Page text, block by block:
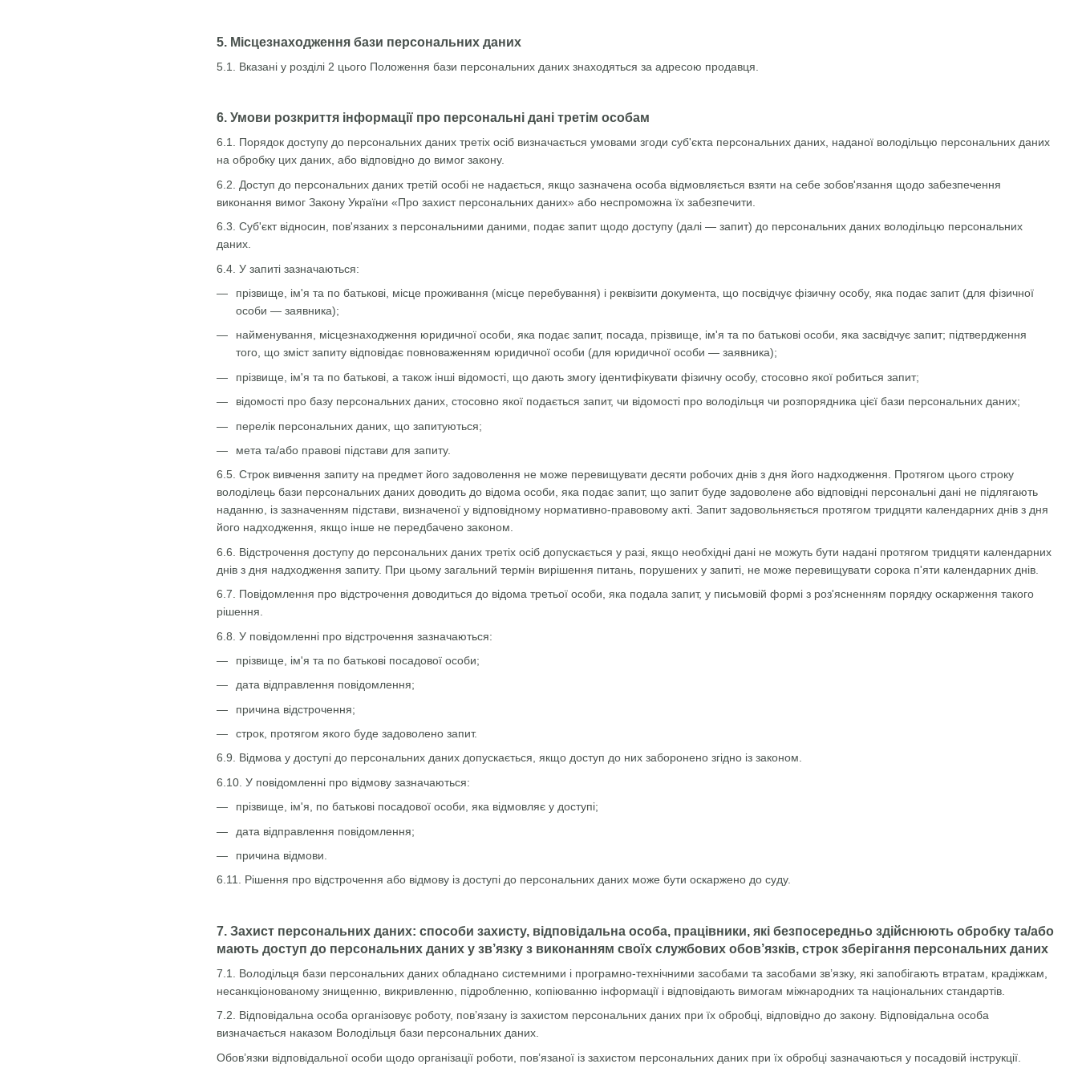
5. Місцезнаходження бази персональних даних
5.1. Вказані у розділі 2 цього Положення бази персональних даних знаходяться за адресою продавця.
6. Умови розкриття інформації про персональні дані третім особам
6.1. Порядок доступу до персональних даних третіх осіб визначається умовами згоди суб'єкта персональних даних, наданої володільцю персональних даних
на обробку цих даних, або відповідно до вимог закону.
6.2. Доступ до персональних даних третій особі не надається, якщо зазначена особа відмовляється взяти на себе зобов'язання щодо забезпечення
виконання вимог Закону України «Про захист персональних даних» або неспроможна їх забезпечити.
6.3. Суб'єкт відносин, пов'язаних з персональними даними, подає запит щодо доступу (далі — запит) до персональних даних володільцю персональних
даних.
6.4. У запиті зазначаються:
прізвище, ім'я та по батькові, місце проживання (місце перебування) і реквізити документа, що посвідчує фізичну особу, яка подає запит (для фізичної
особи — заявника);
найменування, місцезнаходження юридичної особи, яка подає запит, посада, прізвище, ім'я та по батькові особи, яка засвідчує запит; підтвердження
того, що зміст запиту відповідає повноваженням юридичної особи (для юридичної особи — заявника);
прізвище, ім'я та по батькові, а також інші відомості, що дають змогу ідентифікувати фізичну особу, стосовно якої робиться запит;
відомості про базу персональних даних, стосовно якої подається запит, чи відомості про володільця чи розпорядника цієї бази персональних даних;
перелік персональних даних, що запитуються;
мета та/або правові підстави для запиту.
6.5. Строк вивчення запиту на предмет його задоволення не може перевищувати десяти робочих днів з дня його надходження. Протягом цього строку
володілець бази персональних даних доводить до відома особи, яка подає запит, що запит буде задоволене або відповідні персональні дані не підлягають
наданню, із зазначенням підстави, визначеної у відповідному нормативно-правовому акті. Запит задовольняється протягом тридцяти календарних днів з дня
його надходження, якщо інше не передбачено законом.
6.6. Відстрочення доступу до персональних даних третіх осіб допускається у разі, якщо необхідні дані не можуть бути надані протягом тридцяти календарних
днів з дня надходження запиту. При цьому загальний термін вирішення питань, порушених у запиті, не може перевищувати сорока п'яти календарних днів.
6.7. Повідомлення про відстрочення доводиться до відома третьої особи, яка подала запит, у письмовій формі з роз'ясненням порядку оскарження такого
рішення.
6.8. У повідомленні про відстрочення зазначаються:
прізвище, ім'я та по батькові посадової особи;
дата відправлення повідомлення;
причина відстрочення;
строк, протягом якого буде задоволено запит.
6.9. Відмова у доступі до персональних даних допускається, якщо доступ до них заборонено згідно із законом.
6.10. У повідомленні про відмову зазначаються:
прізвище, ім'я, по батькові посадової особи, яка відмовляє у доступі;
дата відправлення повідомлення;
причина відмови.
6.11. Рішення про відстрочення або відмову із доступі до персональних даних може бути оскаржено до суду.
7. Захист персональних даних: способи захисту, відповідальна особа, працівники, які безпосередньо здійснюють обробку та/або
мають доступ до персональних даних у зв’язку з виконанням своїх службових обов’язків, строк зберігання персональних даних
7.1. Володільця бази персональних даних обладнано системними і програмно-технічними засобами та засобами зв’язку, які запобігають втратам, крадіжкам,
несанкціонованому знищенню, викривленню, підробленню, копіюванню інформації і відповідають вимогам міжнародних та національних стандартів.
7.2. Відповідальна особа організовує роботу, пов’язану із захистом персональних даних при їх обробці, відповідно до закону. Відповідальна особа
визначається наказом Володільця бази персональних даних.
Обов’язки відповідальної особи щодо організації роботи, пов’язаної із захистом персональних даних при їх обробці зазначаються у посадовій інструкції.